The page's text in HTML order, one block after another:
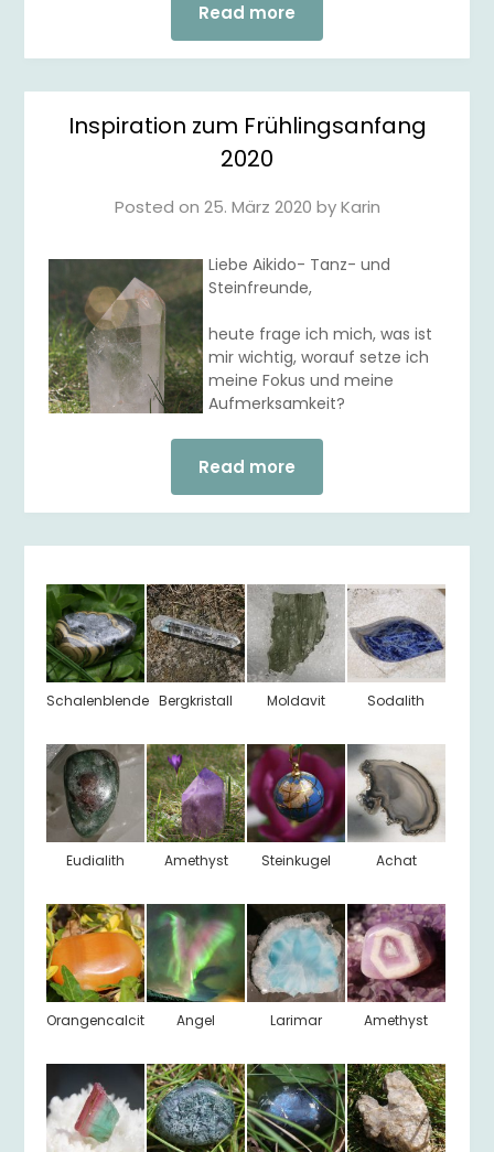
Read more
Inspiration zum Frühlingsanfang
2020
Posted on 25. März 2020 byKarin
Liebe Aikido- Tanz- und
Steinfreunde,
heute frage ich mich, was ist
mir wichtig, worauf setze ich
meine Fokus und meine
Aufmerksamkeit?
Read more
Schalenblende Bergkristall Moldavit Sodalith
Eudialith Amethyst Steinkugel Achat
Orangencalcit Angel Larimar Amethyst